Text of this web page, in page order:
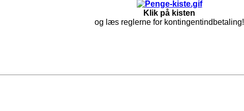
Klik på kisten
og læs reglerne for kontingentindbetaling!